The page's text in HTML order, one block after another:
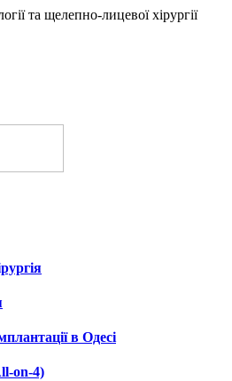
та щелепно-лицевої хірургії
в Одесі
on-4)